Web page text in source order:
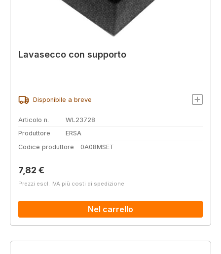
Lavasecco con supporto
Disponibile a breve
Articolo n.
WL23728
Produttore
ERSA
Codice produttore
0A08MSET
Prezzo normale:
7,82 €
Prezzi escl. IVA più costi di spedizione
Nel carrello